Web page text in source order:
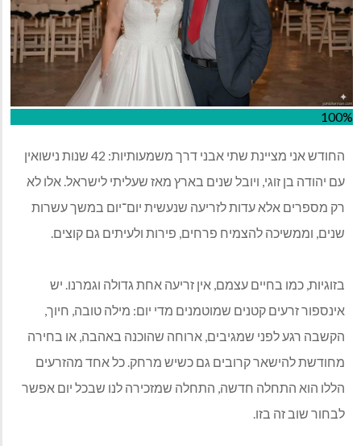
100%
החודש אני מציינת שתי אבני דרך משמעותיות: 42 שנות נישואין
עם יהודה בן זוגי, ויובל שנים בארץ מאז שעליתי לישראל. אלו לא
רק מספרים אלא עדות לזריעה שנעשית יום־יום במשך עשרות
שנים, וממשיכה להצמיח פרחים, פירות ולעיתים גם קוצים.
בזוגיות, כמו בחיים עצמם, אין זריעה אחת גדולה וגמרנו. יש
אינספור זרעים קטנים שמוטמנים מדי יום: מילה טובה, חיוך,
הקשבה רגע לפני שמגיבים, ארוחה שהוכנה באהבה, או בחירה
מחודשת להישאר קרובים גם כשיש מרחק. כל אחד מהזרעים
הללו הוא התחלה חדשה, התחלה שמזכירה לנו שבכל יום אפשר
לבחור שוב זה בזו.